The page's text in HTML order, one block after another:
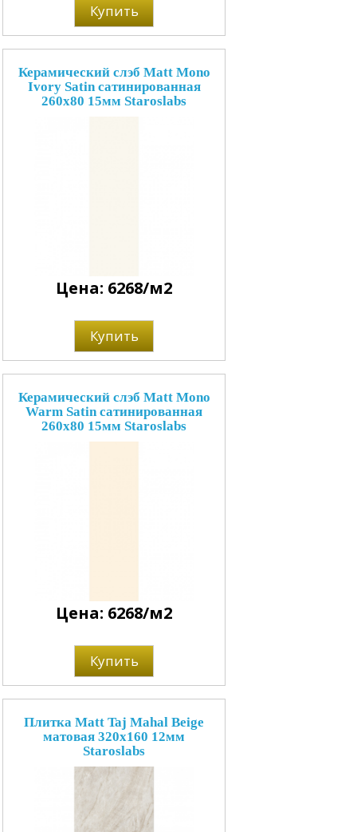
Купить
Керамический слэб Matt Mono
Ivory Satin сатинированная
260x80 15мм Staroslabs
Цена: 6268/м2
Купить
Керамический слэб Matt Mono
Warm Satin сатинированная
260x80 15мм Staroslabs
Цена: 6268/м2
Купить
Плитка Matt Taj Mahal Beige
матовая 320x160 12мм
Staroslabs